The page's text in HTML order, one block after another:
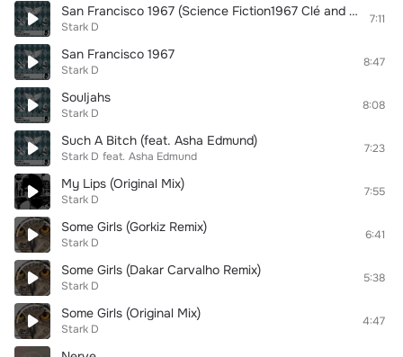
San Francisco 1967 (Science Fiction1967 Clé and Terri Mix)
Stark D
7:11
San Francisco 1967
Stark D
8:47
Souljahs
Stark D
8:08
Such A Bitch (feat. Asha Edmund)
Stark D feat. Asha Edmund
7:23
My Lips (Original Mix)
Stark D
7:55
Some Girls (Gorkiz Remix)
Stark D
6:41
Some Girls (Dakar Carvalho Remix)
Stark D
5:38
Some Girls (Original Mix)
Stark D
4:47